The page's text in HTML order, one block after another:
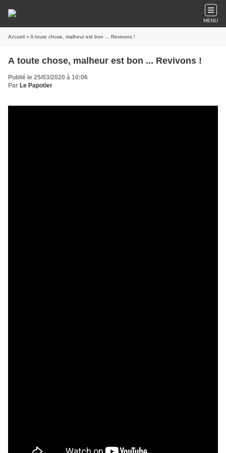
MENU
Accueil » A toute chose, malheur est bon ... Revivons !
A toute chose, malheur est bon ... Revivons !
Publié le 25/03/2020 à 10:06
Par Le Papotier